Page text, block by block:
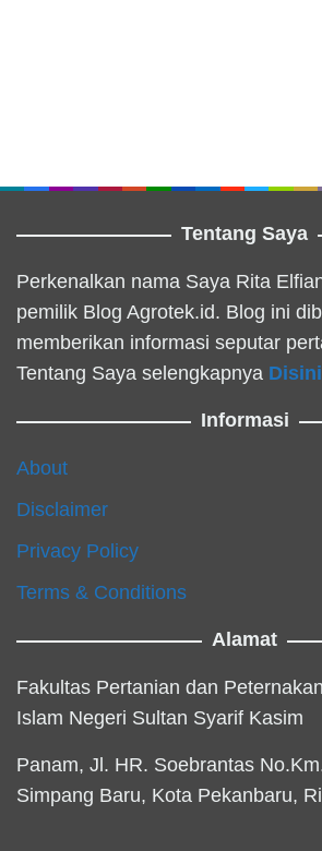
Tentang Saya
Perkenalkan nama Saya Rita
pemilik Blog Agrotek.id. Blog ini
memberikan informasi seputar
Tentang Saya selengkapnya Disini
Informasi
About
Disclaimer
Privacy Policy
Terms & Conditions
Alamat
Fakultas Pertanian dan
Islam Negeri Sultan Syarif Kasim
Panam, Jl. HR. Soebrantas
Simpang Baru, Kota Pekanbaru,